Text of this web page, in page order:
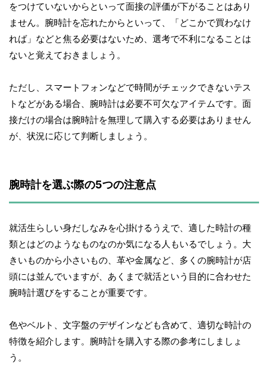
をつけていないからといって面接の評価が下がることはあり
ません。腕時計を忘れたからといって、「どこかで買わなけ
れば」などと焦る必要はないため、選考で不利になることは
ないと覚えておきましょう。
ただし、スマートフォンなどで時間がチェックできないテス
トなどがある場合、腕時計は必要不可欠なアイテムです。面
接だけの場合は腕時計を無理して購入する必要はありません
が、状況に応じて判断しましょう。
腕時計を選ぶ際の5つの注意点
就活生らしい身だしなみを心掛けるうえで、適した時計の種
類とはどのようなものなのか気になる人もいるでしょう。大
きいものから小さいもの、革や金属など、多くの腕時計が店
頭には並んでいますが、あくまで就活という目的に合わせた
腕時計選びをすることが重要です。
色やベルト、文字盤のデザインなども含めて、適切な時計の
特徴を紹介します。腕時計を購入する際の参考にしましょ
う。